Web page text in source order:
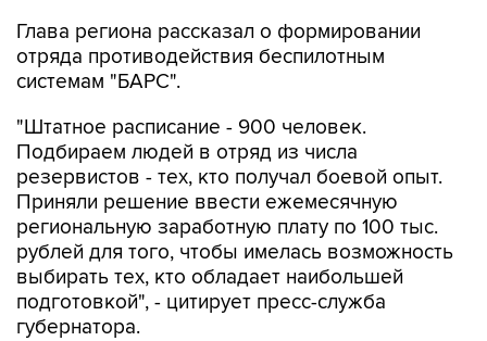
Глава региона рассказал о формировании
отряда противодействия беспилотным
системам "БАРС".
"Штатное расписание - 900 человек.
Подбираем людей в отряд из числа
резервистов - тех, кто получал боевой опыт.
Приняли решение ввести ежемесячную
региональную заработную плату по 100 тыс.
рублей для того, чтобы имелась возможность
выбирать тех, кто обладает наибольшей
подготовкой", - цитирует пресс-служба
губернатора.